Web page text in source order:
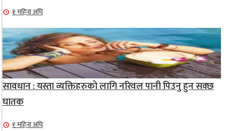
१ महिना अघि
सावधान : यस्ता व्यक्तिहरुको लागि नरिवल पानी पिउनु हुन सक्छ
घातक
१ महिना अघि